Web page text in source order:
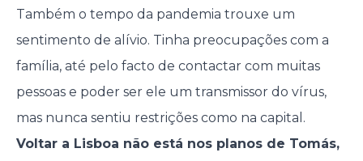
Também o tempo da pandemia trouxe um
sentimento de alívio. Tinha preocupações com a
família, até pelo facto de contactar com muitas
pessoas e poder ser ele um transmissor do vírus,
mas nunca sentiu restrições como na capital.
Voltar a Lisboa não está nos planos de Tomás,